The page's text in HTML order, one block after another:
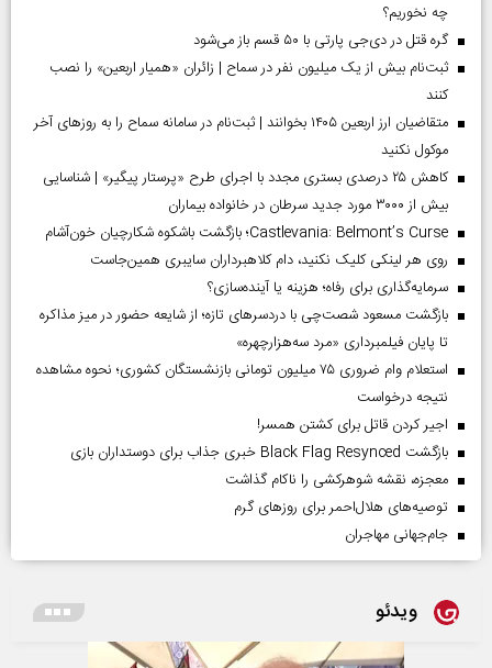
چه نخوریم؟
گره قتل در دی‌جی پارتی با ۵۰ قسم باز می‌شود
ثبت‌نام بیش از یک میلیون نفر در سماح | زائران «همیار اربعین» را نصب
کنند
متقاضیان ارز اربعین ۱۴۰۵ بخوانند | ثبت‌نام در سامانه سماح را به روز‌های آخر
موکول نکنید
کاهش ۲۵ درصدی بستری مجدد با اجرای طرح «پرستار پیگیر» | شناسایی
بیش از ۳۰۰۰ مورد جدید سرطان در خانواده بیماران
Castlevania: Belmont’s Curse؛ بازگشت باشکوه شکارچیان خون‌آشام
روی هر لینکی کلیک نکنید، دام کلاهبرداران سایبری همین‌جاست
سرمایه‌گذاری برای رفاه؛ هزینه یا آینده‌سازی؟
بازگشت مسعود شصت‌چی با دردسر‌های تازه؛ از شایعه حضور در میز مذاکره
تا پایان فیلمبرداری «مرد سه‌هزارچهره»
استعلام وام ضروری ۷۵ میلیون تومانی بازنشستگان کشوری؛ نحوه مشاهده
نتیجه درخواست
اجیر کردن قاتل برای کشتن همسر!
بازگشت Black Flag Resynced خبری جذاب برای دوستداران بازی
معجزه، نقشه شوهرکشی را ناکام گذاشت
توصیه‌های هلال‌احمر برای روز‌های گرم
جام‌جهانی مهاجران
ویدئو